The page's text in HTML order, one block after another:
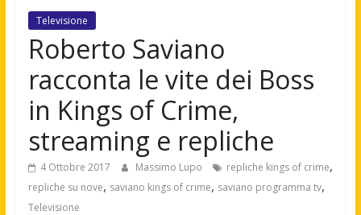
Televisione
Roberto Saviano
racconta le vite dei Boss
in Kings of Crime,
streaming e repliche
4 Ottobre 2017 Massimo Lupo repliche kings of crime,
repliche su nove, saviano kings of crime, saviano programma tv,
Televisione